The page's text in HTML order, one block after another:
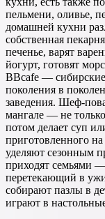
пельмени, оливье,
домашней кухни
собственная
печенье, варят
йогурт, готовят
BBcafe —
поколения в
заведения. Шеф-
мангале — не
потом делает суп
приготовленного
уделяют сезонным
приходят семьями
перетекающий в
собирают пазлы в
играют в